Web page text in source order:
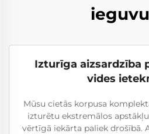
Izturīga aizsardzība
vides
Mūsu cietās korpusa
izturētu ekstremālos
vērtīgā iekārta paliek drošībā.